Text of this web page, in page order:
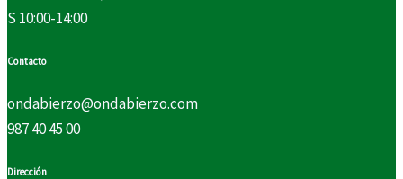
S 10:00-14:00
Contacto
ondabierzo@ondabierzo.com
987 40 45 00
Dirección